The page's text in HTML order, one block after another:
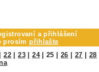
a přihlášení
prosímpřihlašte
|22 |23|24|25 26 27 28